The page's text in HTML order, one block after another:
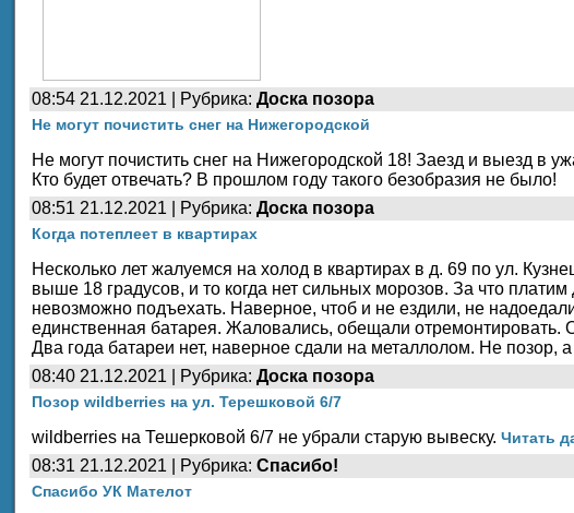
08:54 21.12.2021 | Рубрика: Доска позора
Не могут почистить снег на Нижегородской
Не могут почистить снег на Нижегородской 18! Заезд и выезд в
Кто будет отвечать? В прошлом году такого безобразия не было!
08:51 21.12.2021 | Рубрика: Доска позора
Когда потеплеет в квартирах
Несколько лет жалуемся на холод в квартирах в д. 69 по ул.
выше 18 градусов, и то когда нет сильных морозов. За что
невозможно подъехать. Наверное, чтоб и не ездили, не
единственная батарея. Жаловались, обещали
Два года батареи нет, наверное сдали на металлолом. Не позор,
08:40 21.12.2021 | Рубрика: Доска позора
Позор wildberries на ул. Терешковой 6/7
wildberries на Тешерковой 6/7 не убрали старую вывеску. Читать
08:31 21.12.2021 | Рубрика: Спасибо!
Спасибо УК Мателот